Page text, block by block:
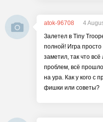
atok-96708
4
Залетел в Tiny
полной! Игра просто
заметил, так что
проблем, всё
на ура. Как у кого с
фишки или советы?